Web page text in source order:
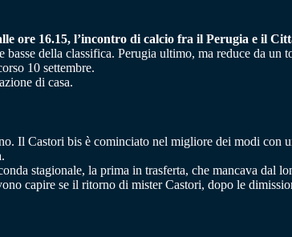
ore 16.15, l’incontro di calcio fra il Perugia e il
della classifica. Perugia ultimo, ma reduce da
10 settembre.
di casa.
Il Castori bis è cominciato nel migliore dei modi
stagionale, la prima in trasferta, che mancava dal
capire se il ritorno di mister Castori, dopo le